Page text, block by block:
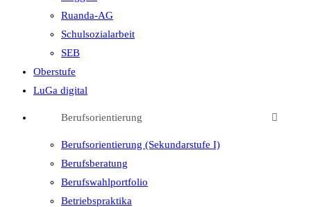
Ruanda-AG
Schulsozialarbeit
SEB
Oberstufe
LuGa digital
Berufsorientierung
Berufsorientierung (Sekundarstufe I)
Berufsberatung
Berufswahlportfolio
Betriebspraktika